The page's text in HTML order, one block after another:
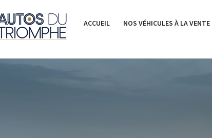
ACCUEIL NOS VÉHICULES À LA VENTE